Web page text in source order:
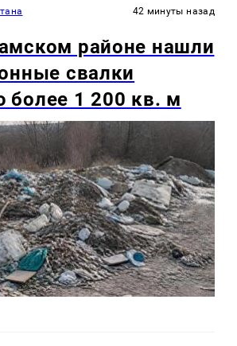
42 минуты назад
районе нашли
свалки
1 200 кв. м